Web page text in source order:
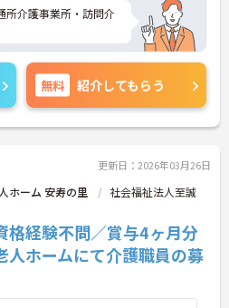
所介護事業所・訪問介
無料 紹介してもらう
更新日：2026年03月26日
ホーム 安寿の里
社会福祉法人至誠
格経験不問／賞与4ヶ月分
人ホームにて介護職員の募